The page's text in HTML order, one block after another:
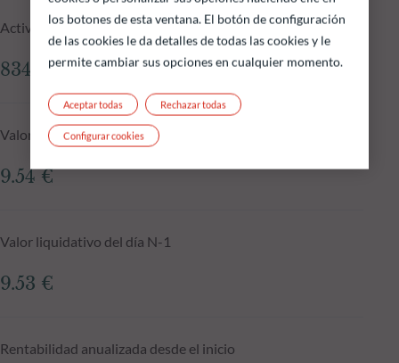
Activos gestionados del fondo a 03.08.2026
834.80 M €
Valor liquidativo a 03.08.2026
9.54 €
Valor liquidativo del día N-1
9.53 €
Rentabilidad anualizada desde el inicio
los botones de esta ventana. El botón de configuración
de las cookies le da detalles de todas las cookies y le
permite cambiar sus opciones en cualquier momento.
Rechazar todas
Aceptar todas
Configurar cookies